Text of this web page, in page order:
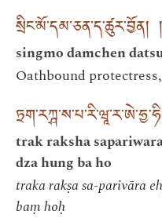
སྲིང་མོ་དམ་ཅན་ད་ཚུར་བྱོན། །
singmo damchen
Oathbound
trak raksha
dza hung ba ho
traka rakṣa sa-parivāra
baṃ hoḥ